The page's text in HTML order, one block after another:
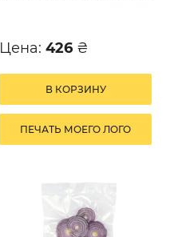
Цена: 426 ₴
В КОРЗИНУ
ПЕЧАТЬ МОЕГО ЛОГО